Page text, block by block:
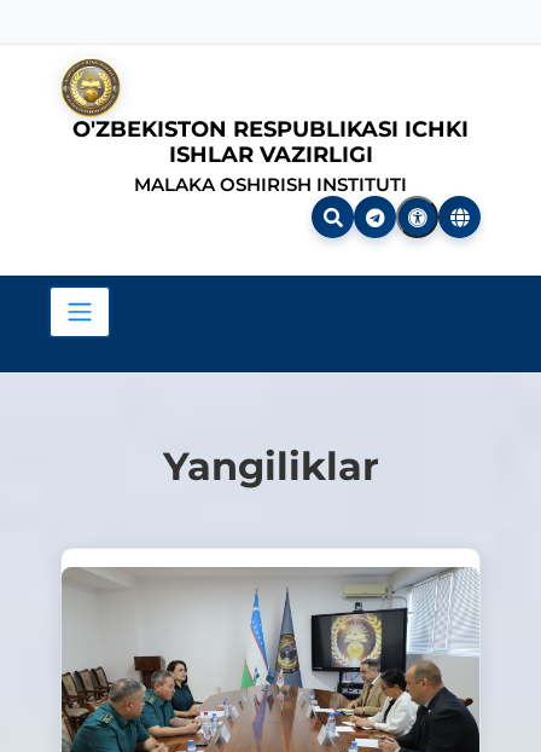
O'ZBEKISTON RESPUBLIKASI ICHKI
ISHLAR VAZIRLIGI
MALAKA OSHIRISH INSTITUTI
Yangiliklar